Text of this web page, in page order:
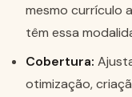
mesmo currículo
têm essa
Cobertura:
otimização,